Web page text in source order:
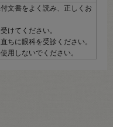
文書をよく読み、正しくお
けてください。
ちに眼科を受診ください。
用しないでください。